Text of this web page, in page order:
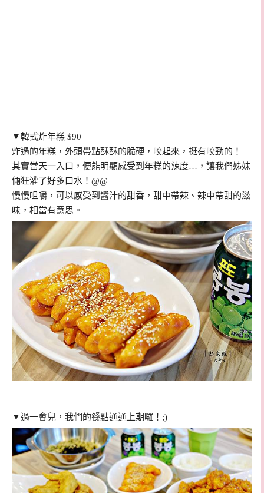
▼韓式炸年糕 $90
炸過的年糕，外頭帶點酥酥的脆硬，咬起來，挺有咬勁的！
其實當天一入口，便能明顯感受到年糕的辣度…，讓我們姊妹
倆狂灌了好多口水！@@
慢慢咀嚼，可以感受到醬汁的甜香，甜中帶辣、辣中帶甜的滋
味，相當有意思。
▼過一會兒，我們的餐點通通上期囉！;)